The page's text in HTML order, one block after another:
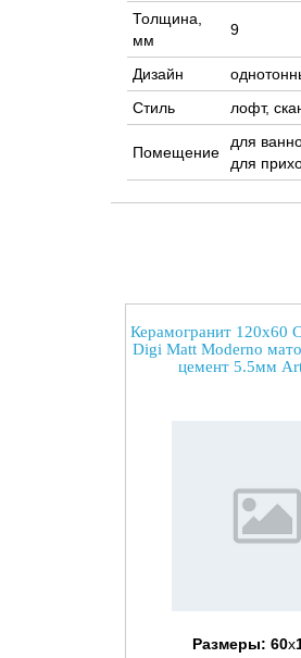
Толщина,
мм
9
Дизайн
Стиль
лофт,
Помещение
для
для
Керамогранит 120x60
Digi Matt Moderno
цемент 5.5мм
Размеры: 60x